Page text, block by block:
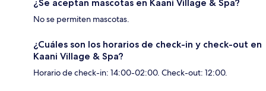
¿Se aceptan mascotas en Kaani Village & Spa?
No se permiten mascotas.
¿Cuáles son los horarios de check-in y check-out en
Kaani Village & Spa?
Horario de check-in: 14:00-02:00. Check-out: 12:00.